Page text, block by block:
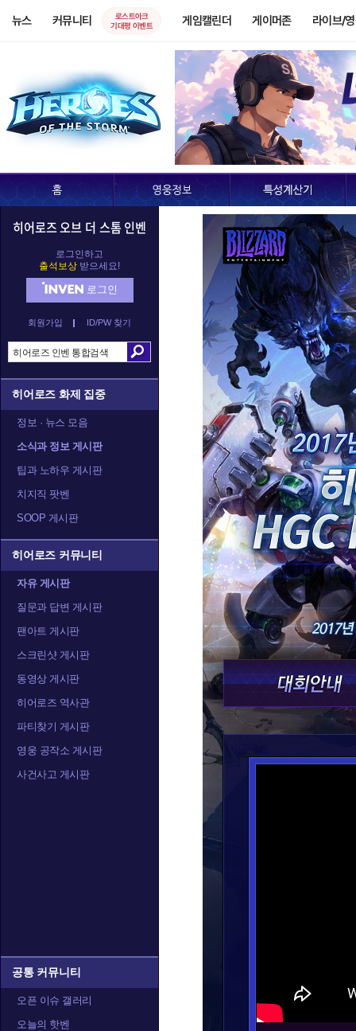
뉴스 커뮤니티
로스트아크
기대평 이벤트
게임캘린더 게이머존 라이브/
히어로즈 오브 더 스톰 인벤
로그인하고
출석보상 받으세요!
로그인
회원가입 ID/PW 찾기
히어로즈 화제 집중
정보 · 뉴스 모음
소식과 정보 게시판
팁과 노하우 게시판
치지직 팟벤
SOOP 게시판
히어로즈 커뮤니티
자유 게시판
질문과 답변 게시판
팬아트 게시판
스크린샷 게시판
동영상 게시판
히어로즈 역사관
파티찾기 게시판
영웅 공작소 게시판
사건사고 게시판
공통 커뮤니티
오픈 이슈 갤러리
오늘의 핫벤